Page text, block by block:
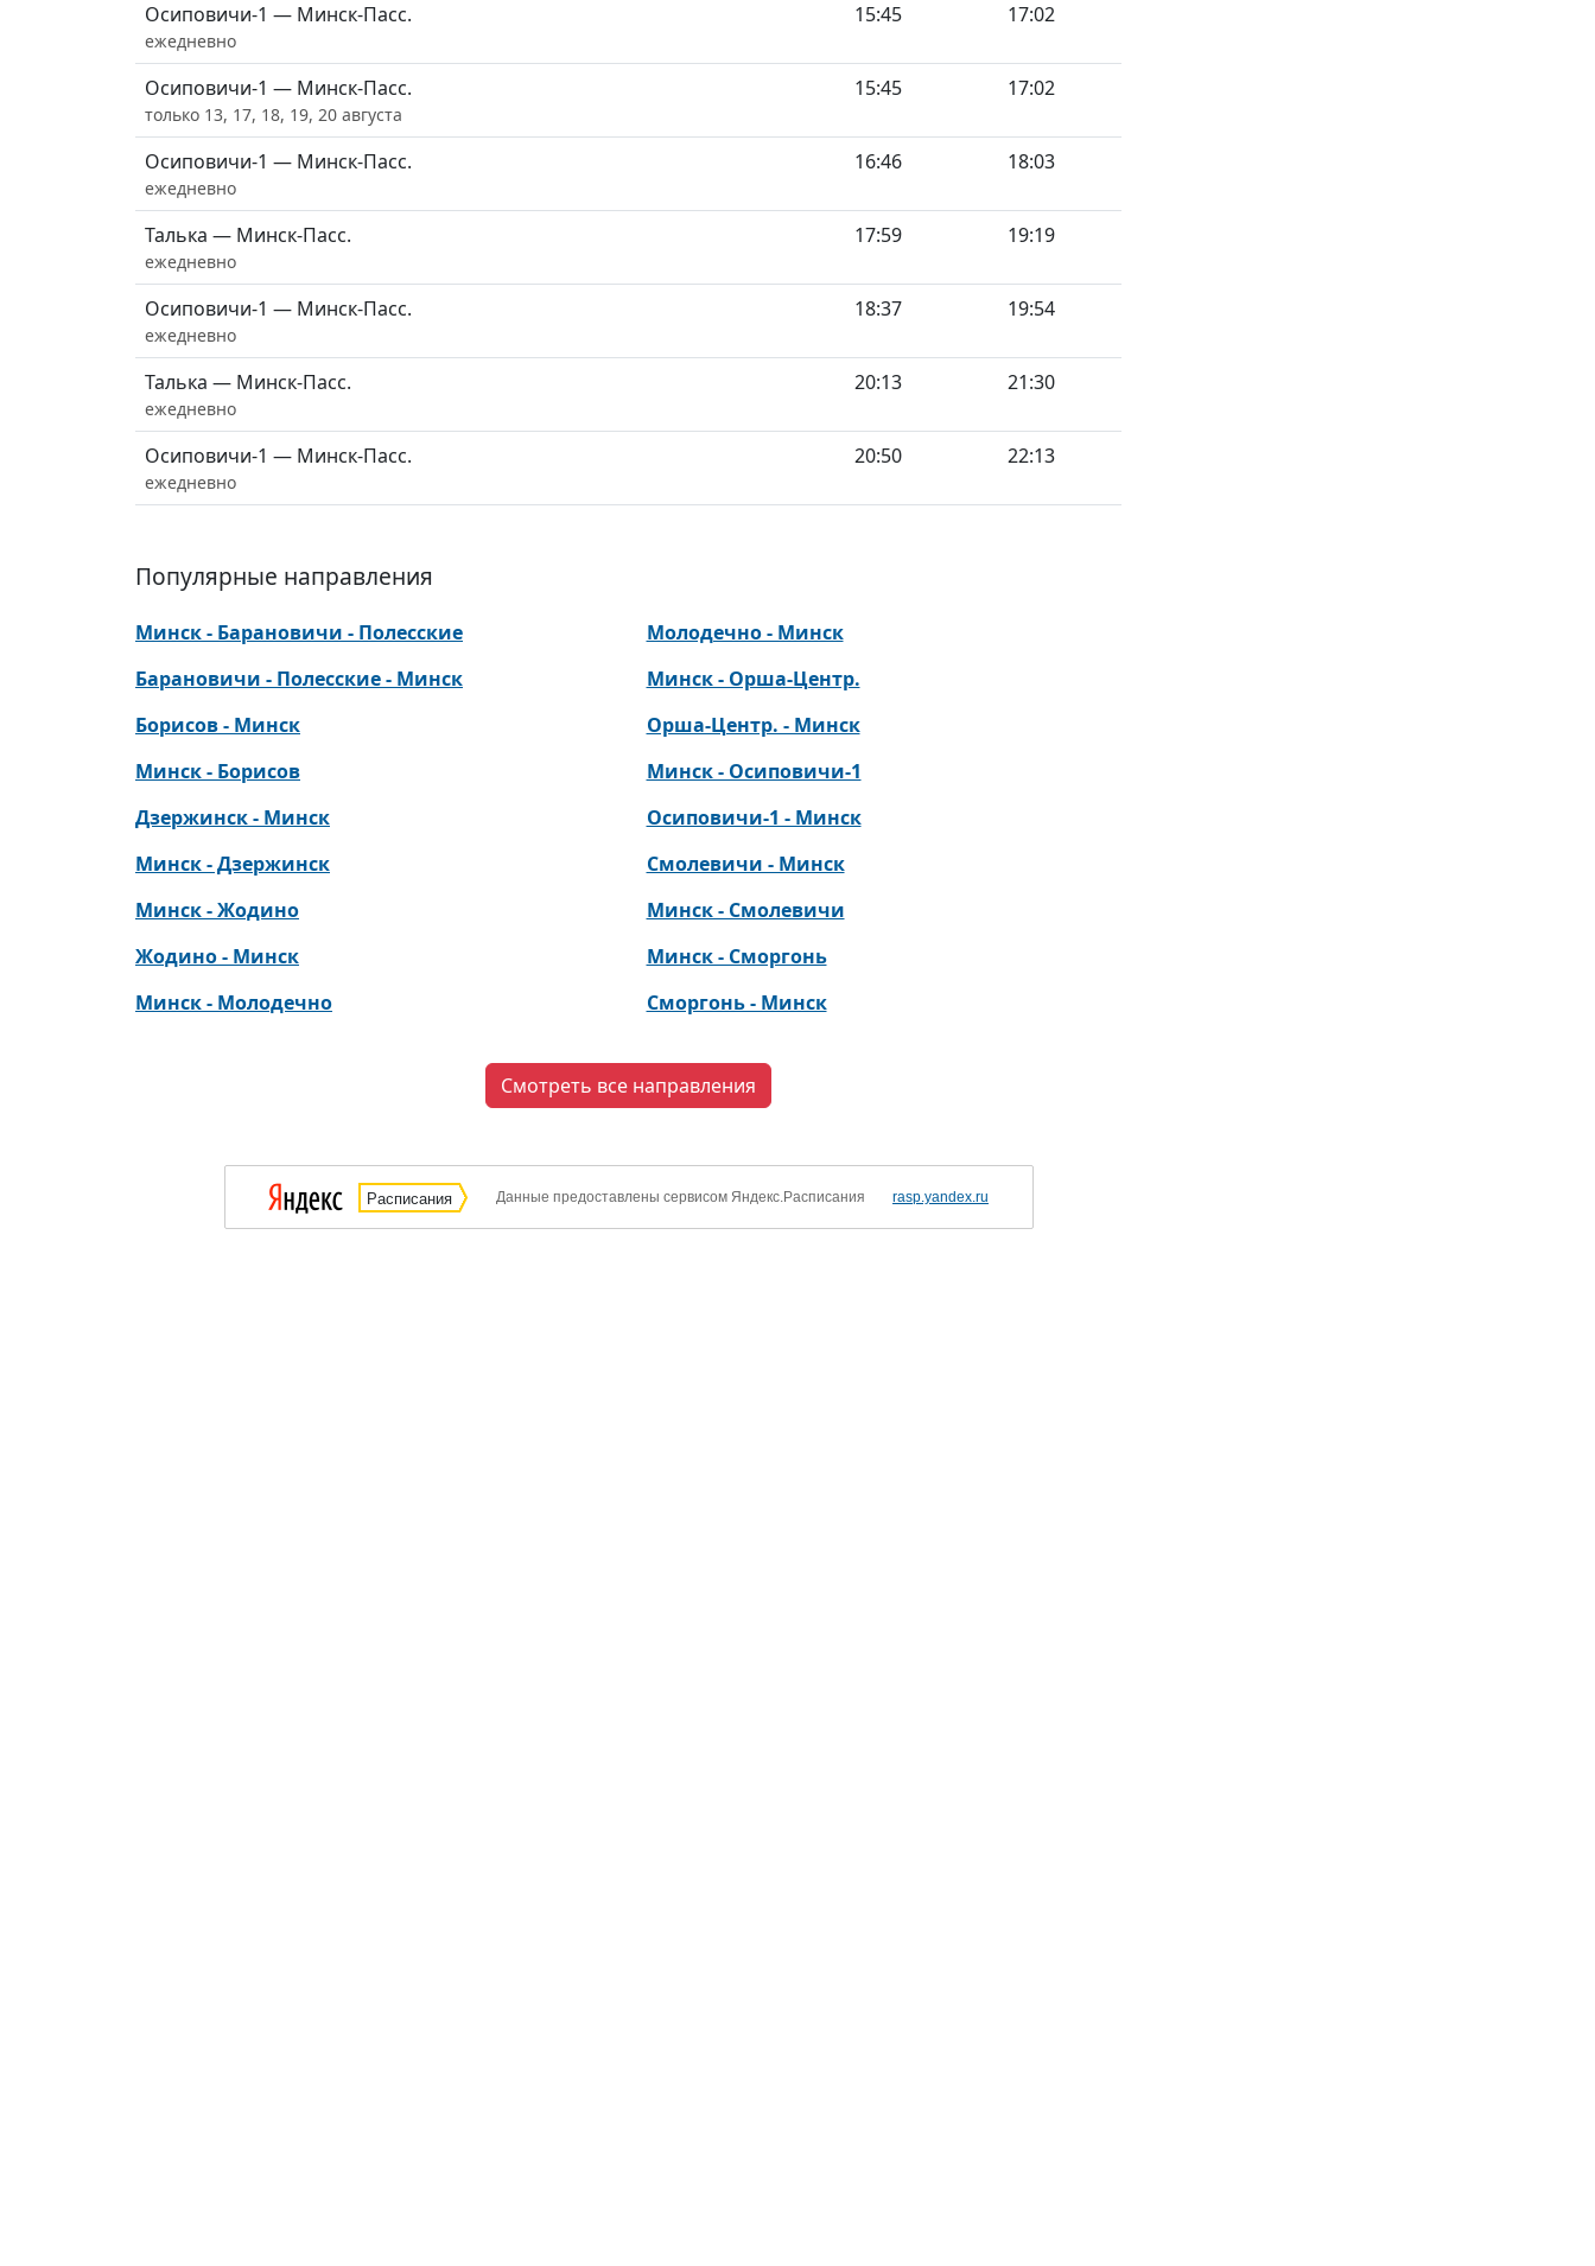
Осиповичи-1 — Минск-Пасс.
ежедневно
15:45 17:02
Осиповичи-1 — Минск-Пасс.
только 13, 17, 18, 19, 20 августа
15:45 17:02
Осиповичи-1 — Минск-Пасс.
ежедневно
16:46 18:03
Талька — Минск-Пасс.
ежедневно
17:59 19:19
Осиповичи-1 — Минск-Пасс.
ежедневно
18:37 19:54
Талька — Минск-Пасс.
ежедневно
20:13 21:30
Осиповичи-1 — Минск-Пасс.
ежедневно
20:50 22:13
Популярные направления
Минск - Барановичи - Полесские
Барановичи - Полесские - Минск
Борисов - Минск
Минск - Борисов
Дзержинск - Минск
Минск - Дзержинск
Минск - Жодино
Жодино - Минск
Минск - Молодечно
Молодечно - Минск
Минск - Орша-Центр.
Орша-Центр. - Минск
Минск - Осиповичи-1
Осиповичи-1 - Минск
Смолевичи - Минск
Минск - Смолевичи
Минск - Сморгонь
Сморгонь - Минск
Смотреть все направления
Расписания Данные предоставлены сервисом Яндекс.Расписания rasp.yandex.ru